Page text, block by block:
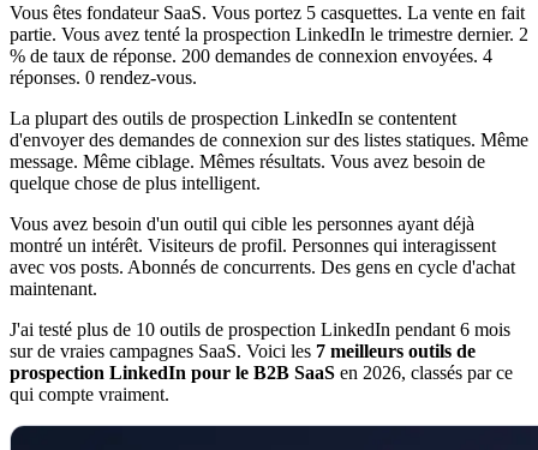
Vous êtes fondateur SaaS. Vous portez 5 casquettes. La vente en fait
partie. Vous avez tenté la prospection LinkedIn le trimestre dernier. 2
% de taux de réponse. 200 demandes de connexion envoyées. 4
réponses. 0 rendez-vous.
La plupart des outils de prospection LinkedIn se contentent
d'envoyer des demandes de connexion sur des listes statiques. Même
message. Même ciblage. Mêmes résultats. Vous avez besoin de
quelque chose de plus intelligent.
Vous avez besoin d'un outil qui cible les personnes ayant déjà
montré un intérêt. Visiteurs de profil. Personnes qui interagissent
avec vos posts. Abonnés de concurrents. Des gens en cycle d'achat
maintenant.
J'ai testé plus de 10 outils de prospection LinkedIn pendant 6 mois
sur de vraies campagnes SaaS. Voici les 7 meilleurs outils de
prospection LinkedIn pour le B2B SaaS en 2026, classés par ce
qui compte vraiment.